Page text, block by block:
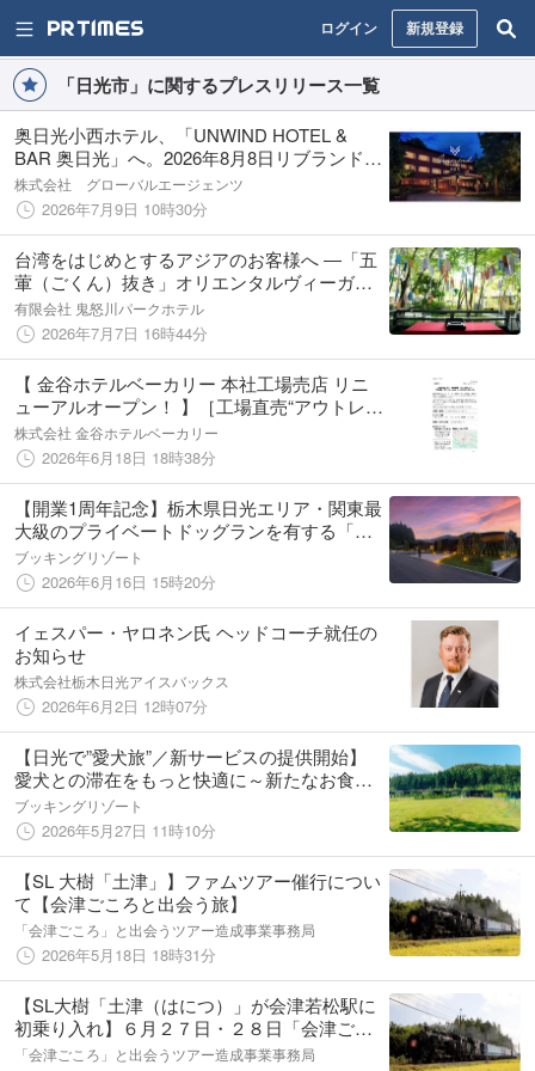
ログイン 新規登録
「日光市」に関するプレスリリース一覧
奥日光小西ホテル、「UNWIND HOTEL &
BAR 奥日光」へ。2026年8月8日リブランドオ
ープン、宿泊予約受付を開始
株式会社 グローバルエージェンツ
2026年7月9日 10時30分
台湾をはじめとするアジアのお客様へ ―「五
葷（ごくん）抜き」オリエンタルヴィーガン
メニューがヴィーガン認証を取得
有限会社 鬼怒川パークホテル
2026年7月7日 16時44分
【 金谷ホテルベーカリー 本社工場売店 リニ
ューアルオープン！ 】［工場直売“アウトレッ
ト店”として新たにスタート！］
株式会社 金谷ホテルベーカリー
2026年6月18日 18時38分
【開業1周年記念】栃木県日光エリア・関東最
大級のプライベートドッグランを有する「グ
ランフォレスタヴィラ日光」～感謝を込めた1
周年記念キャンペーンの開催決定～
ブッキングリゾート
2026年6月16日 15時20分
イェスパー・ヤロネン氏 ヘッドコーチ就任の
お知らせ
株式会社栃木日光アイスバックス
2026年6月2日 12時07分
【日光で”愛犬旅”／新サービスの提供開始】
愛犬との滞在をもっと快適に～新たなお食事
プラン＆ワンちゃん用プールの無料レンタル
が登場！～関東最大級のドッグヴィラ「グラ
ンフォレスタヴィラ日光」
ブッキングリゾート
2026年5月27日 11時10分
【SL 大樹「土津」】ファムツアー催行につい
て【会津ごころと出会う旅】
「会津ごころ」と出会うツアー造成事業事務局
2026年5月18日 18時31分
【SL大樹「土津（はにつ）」が会津若松駅に
初乗り入れ】６月２７日・２８日「会津ごこ
ろと出会う旅」ツアー催行 SLが旧国鉄会津
「会津ごころ」と出会うツアー造成事業事務局